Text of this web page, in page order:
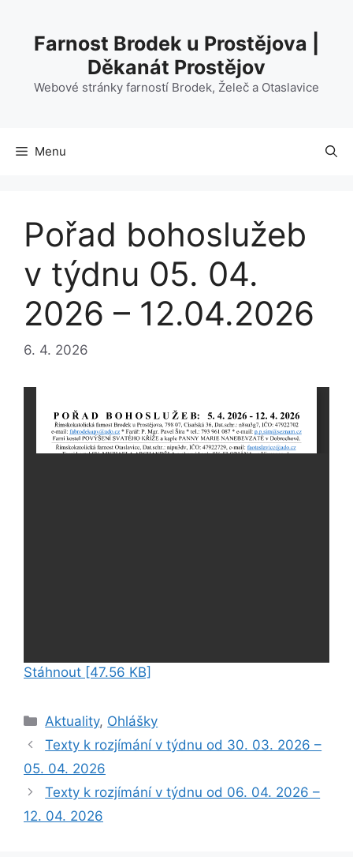
obsahFarnost Brodek u Prostějova |
Děkanát Prostějov
Webové stránky farností Brodek, Želeč a Otaslavice
Menu
Pořad bohoslužeb
v týdnu 05. 04.
2026 – 12.04.2026
6. 4. 2026
Stáhnout [47.56 KB]
Rubriky
Aktuality, Ohlášky
Texty k rozjímání v týdnu od 30. 03. 2026 –
05. 04. 2026
Texty k rozjímání v týdnu od 06. 04. 2026 –
12. 04. 2026